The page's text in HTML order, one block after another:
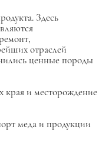
Здесь
отраслей
ценные породы
края и месторождение
меда и продукции